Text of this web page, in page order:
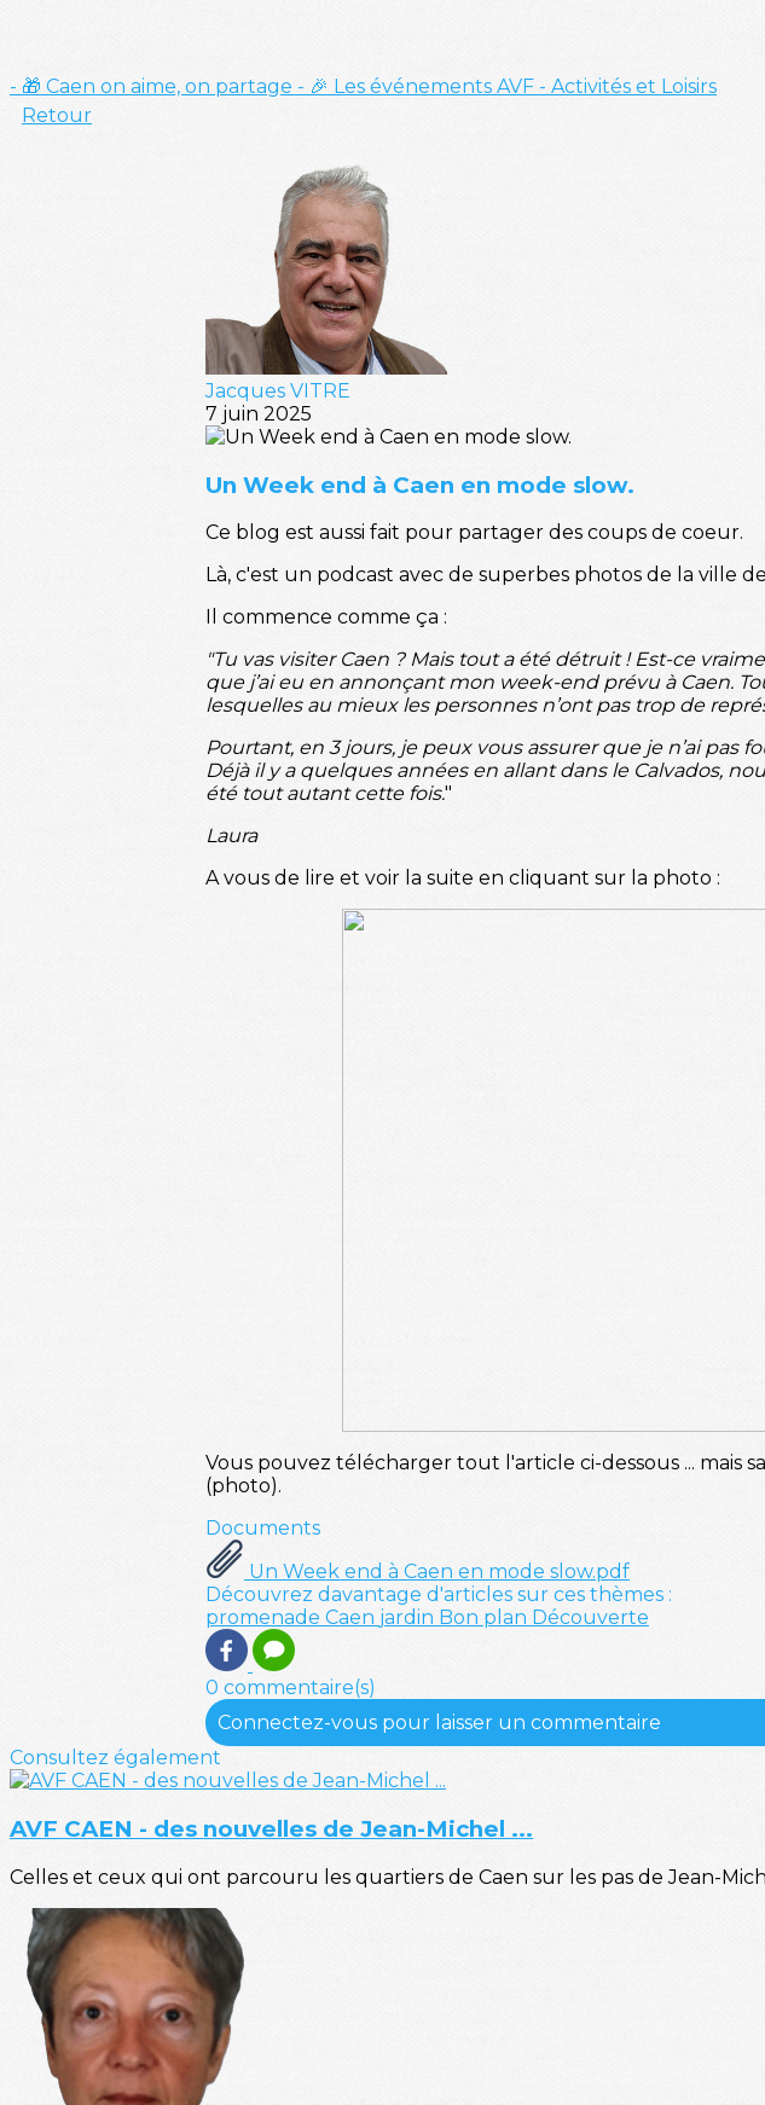
- 🎁 Caen on aime, on partage - 🎉 Les événements AVF - Activités et Loisirs
Retour
Jacques VITRE
7 juin 2025
Un Week end à Caen en mode slow.
Ce blog est aussi fait pour partager des coups de coeur.
Là, c'est un podcast avec de superbes photos de la ville
Il commence comme ça :
"Tu vas visiter Caen ? Mais tout a été détruit ! Est-ce
que j’ai eu en annonçant mon week-end prévu à Caen.
lesquelles au mieux les personnes n’ont pas trop de
Pourtant, en 3 jours, je peux vous assurer que je n’ai
Déjà il y a quelques années en allant dans le Calvados,
été tout autant cette fois."
Laura
A vous de lire et voir la suite en cliquant sur la photo :
Vous pouvez télécharger tout l'article ci-dessous ... mais
(photo).
Documents
Un Week end à Caen en mode slow.pdf
Découvrez davantage d'articles sur ces thèmes :
promenade Caen jardin Bon plan Découverte
0 commentaire(s)
Connectez-vous pour laisser un commentaire
Consultez également
AVF CAEN - des nouvelles de Jean-Michel ...
Celles et ceux qui ont parcouru les quartiers de Caen sur les pas de Jean-